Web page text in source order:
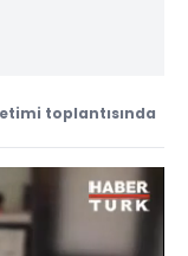
toplantısında